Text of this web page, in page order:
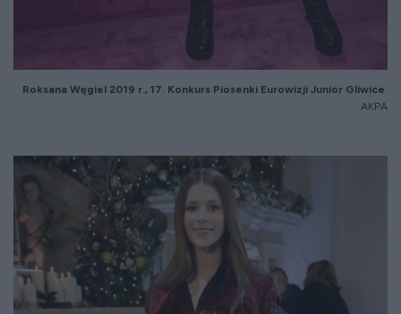
Roksana Węgiel 2019 r., 17. Konkurs Piosenki Eurowizji Junior Gliwice
AKPA